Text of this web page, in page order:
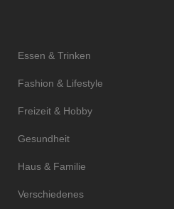
Essen & Trinken
Fashion & Lifestyle
Freizeit & Hobby
Gesundheit
Haus & Familie
Verschiedenes